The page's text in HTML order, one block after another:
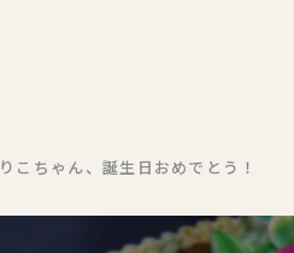
りこちゃん、誕生日おめでとう！